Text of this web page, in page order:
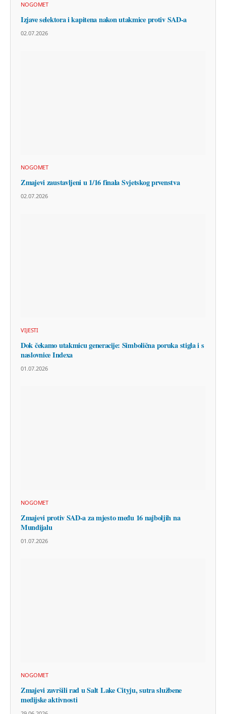
NOGOMET
Izjave selektora i kapitena nakon utakmice protiv SAD-a
02.07.2026
NOGOMET
Zmajevi zaustavljeni u 1/16 finala Svjetskog prvenstva
02.07.2026
VIJESTI
Dok čekamo utakmicu generacije: Simbolična poruka stigla i s
naslovnice Indexa
01.07.2026
NOGOMET
Zmajevi protiv SAD-a za mjesto među 16 najboljih na
Mundijalu
01.07.2026
NOGOMET
Zmajevi završili rad u Salt Lake Cityju, sutra službene
medijske aktivnosti